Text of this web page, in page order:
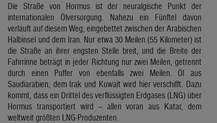
Die Straße von Hormus ist der neuralgische Punkt der
internationalen Ölversorgung. Nahezu ein Fünftel davon
verläuft auf diesem Weg, eingebettet zwischen der Arabischen
Halbinsel und dem Iran. Nur etwa 30 Meilen (55 Kilometer) ist
die Straße an ihrer engsten Stelle breit, und die Breite der
Fahrrinne beträgt in jeder Richtung nur zwei Meilen, getrennt
durch einen Puffer von ebenfalls zwei Meilen. Öl aus
Saudiarabien, dem Irak und Kuwait wird hier verschifft. Dazu
kommt, dass ein Drittel des verflüssigten Erdgases (LNG) über
Hormus transportiert wird – allen voran aus Katar, dem
weltweit größten LNG-Produzenten.